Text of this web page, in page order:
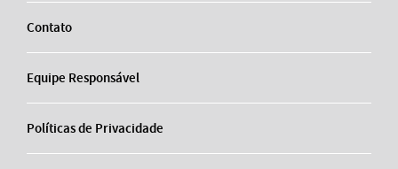
Contato
Equipe Responsável
Políticas de Privacidade